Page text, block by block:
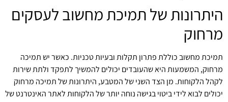
היתרונות של תמיכת מחשוב לעסקים
מרחוק
תמיכת מחשוב כוללת פתרון תקלות ובעיות טכניות. כאשר יש תמיכה
מרחוק, המשמעות היא שהעובדים יכולים להמשיך לתפקד ולתת שירות
לקהל הלקוחות. מן הצד השני של המטבע, היתרונות של תמיכה מרחוק
יכולים לבוא לידי ביטוי בגישה נוחה יותר של הלקוחות לאתר האינטרנט של